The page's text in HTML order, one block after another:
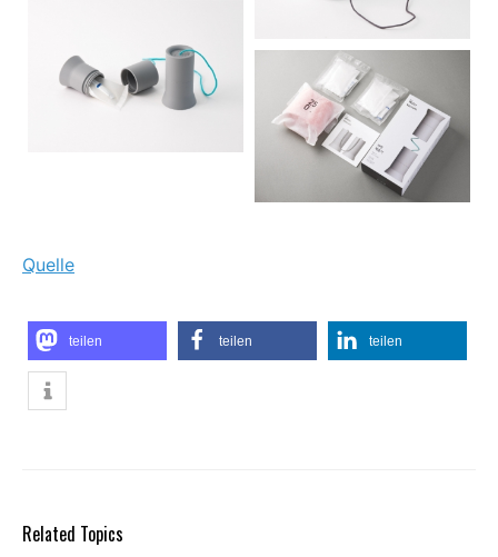
Quelle
teilen teilen teilen
Related Topics